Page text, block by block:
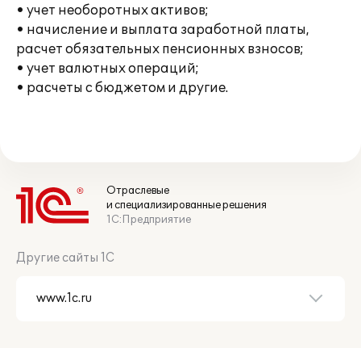
• учет необоротных активов;
• начисление и выплата заработной платы,
расчет обязательных пенсионных взносов;
• учет валютных операций;
• расчеты с бюджетом и другие.
Отраслевые
и специализированные решения
1С:Предприятие
Другие сайты 1С